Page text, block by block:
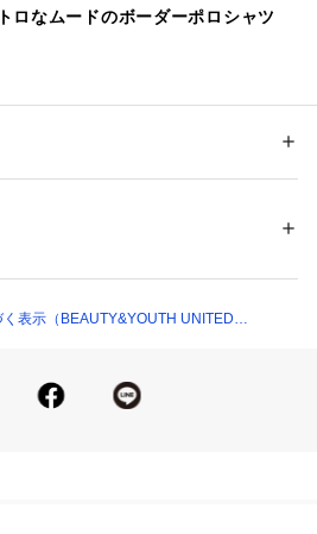
ロなムードのボーダーポロシャツ
トになりながら馴染みの良い、ミデ
ーンを変更し、3色それぞれ異なる
す。
リエステル50% 襟部分；ポリエステル4
モール）
表示（BEAUTY&YOUTH UNITED